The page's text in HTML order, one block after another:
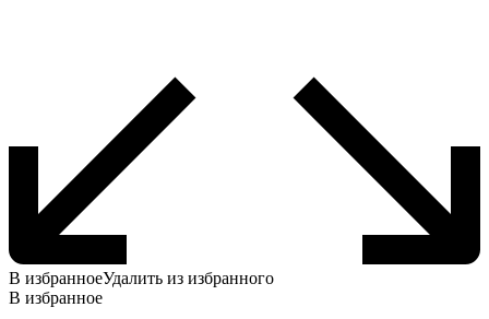
В избранноеУдалить из избранного
В избранное